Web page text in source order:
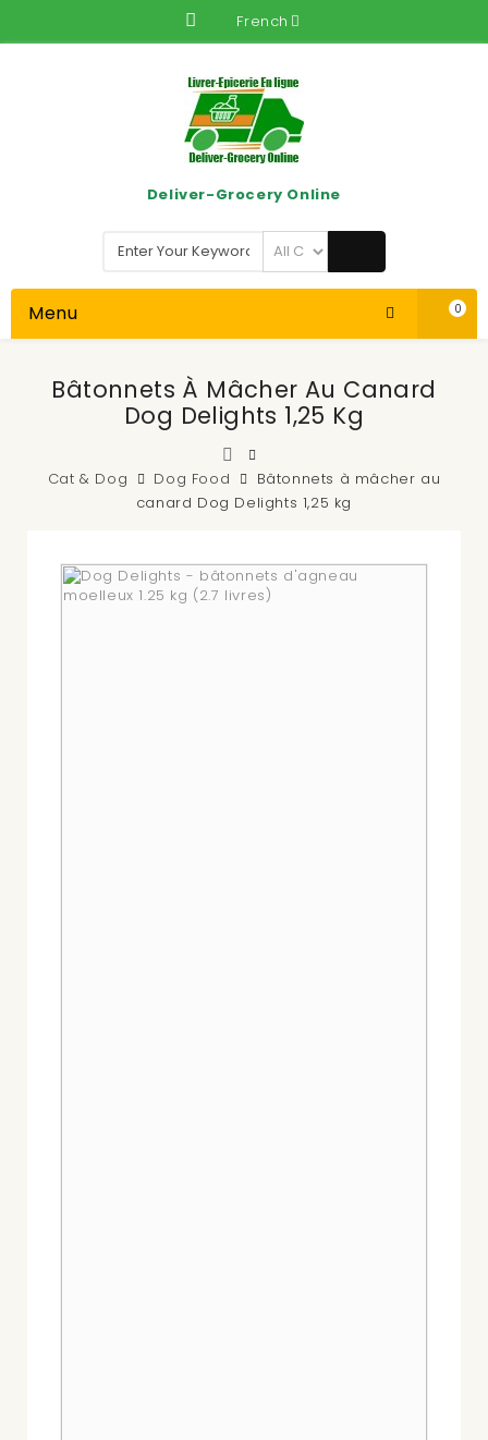
French
0
Deliver-Grocery Online
Menu
Bâtonnets À Mâcher Au Canard
Dog Delights 1,25 Kg
Cat & Dog Dog Food
Bâtonnets à mâcher au
canard Dog Delights 1,25 kg